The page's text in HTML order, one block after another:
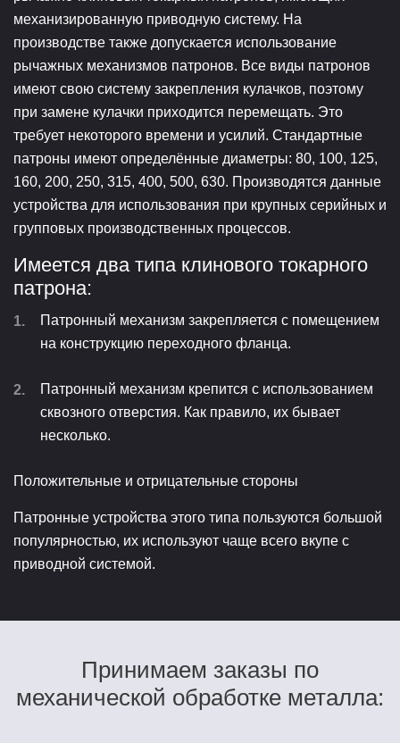
механизированную приводную систему. На
производстве также допускается использование
рычажных механизмов патронов. Все виды патронов
имеют свою систему закрепления кулачков, поэтому
при замене кулачки приходится перемещать. Это
требует некоторого времени и усилий. Стандартные
патроны имеют определённые диаметры: 80, 100, 125,
160, 200, 250, 315, 400, 500, 630. Производятся данные
устройства для использования при крупных серийных и
групповых производственных процессов.
Имеется два типа клинового токарного
патрона:
Патронный механизм закрепляется с помещением
на конструкцию переходного фланца.
Патронный механизм крепится с использованием
сквозного отверстия. Как правило, их бывает
несколько.
Положительные и отрицательные стороны
Патронные устройства этого типа пользуются большой
популярностью, их используют чаще всего вкупе с
приводной системой.
Принимаем заказы по
механической обработке металла: